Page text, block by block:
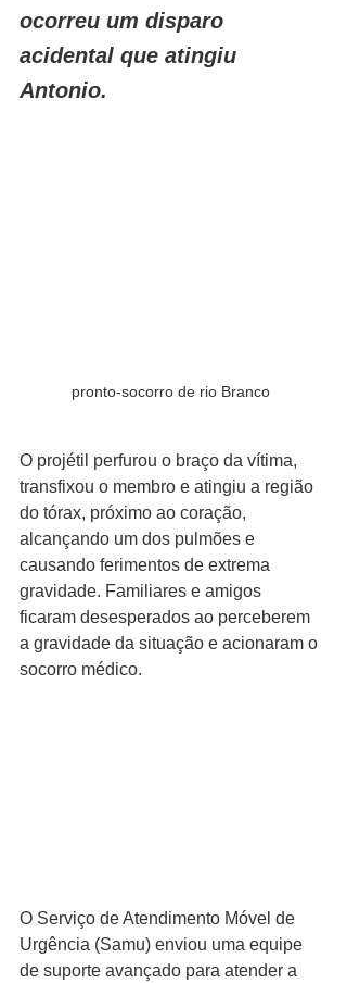
ocorreu um disparo
acidental que atingiu
Antonio.
pronto-socorro de rio Branco
O projétil perfurou o braço da vítima,
transfixou o membro e atingiu a região
do tórax, próximo ao coração,
alcançando um dos pulmões e
causando ferimentos de extrema
gravidade. Familiares e amigos
ficaram desesperados ao perceberem
a gravidade da situação e acionaram o
socorro médico.
O Serviço de Atendimento Móvel de
Urgência (Samu) enviou uma equipe
de suporte avançado para atender a